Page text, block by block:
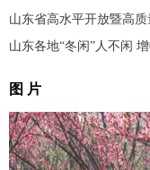
山东省高水平开放暨高
山东各地“冬闲”人不闲
图 片